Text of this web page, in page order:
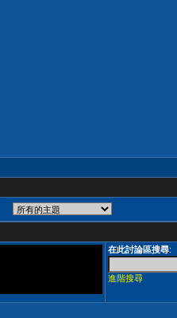
在此討論區搜尋:
進階搜尋